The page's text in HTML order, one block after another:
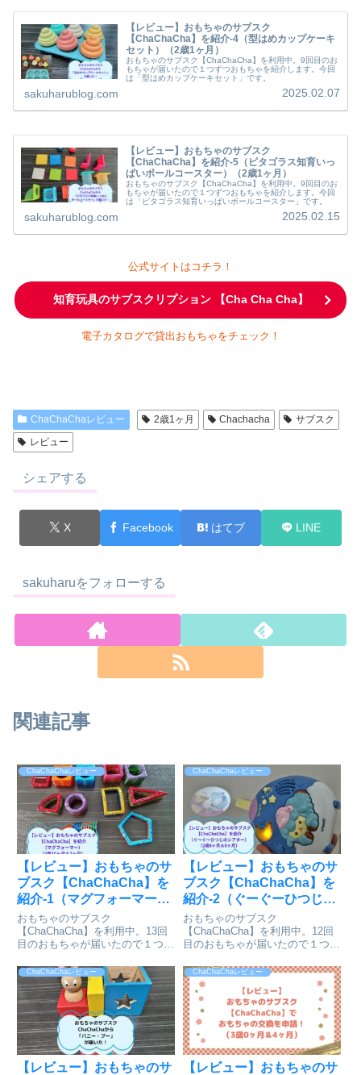
【レビュー】おもちゃのサブスク
【ChaChaCha】を紹介-4（型はめカップケーキ
セット）（2歳1ヶ月）
おもちゃのサブスク【ChaChaCha】を利用中。9回目のお
もちゃが届いたので１つずつおもちゃを紹介します。今回
は「型はめカップケーキセット」です。
sakuharublog.com 2025.02.07
【レビュー】おもちゃのサブスク
【ChaChaCha】を紹介-5（ピタゴラス知育いっ
ぱいボールコースター）（2歳1ヶ月）
おもちゃのサブスク【ChaChaCha】を利用中。9回目のお
もちゃが届いたので１つずつおもちゃを紹介します。今回
は「ピタゴラス知育いっぱいボールコースター」です。
sakuharublog.com 2025.02.15
公式サイトはコチラ！
知育玩具のサブスクリプション 【Cha Cha Cha】
電子カタログで貸出おもちゃをチェック！
ChaChaChaレビュー 2歳1ヶ月 Chachacha
サブスク
レビュー
シェアする
X Facebook はてブ LINE
sakuharuをフォローする
関連記事
ChaChaChaレビュー
【レビュー】おもちゃのサ
ブスク【ChaChaCha】を
紹介-1（マグフォーマー）
（2歳10ヶ月＆2ヶ月）
おもちゃのサブスク
【ChaChaCha】を利用中。13回
目のおもちゃが届いたので１つず
「マグフォーマー」です。
ChaChaChaレビュー
【レビュー】おもちゃのサ
ブスク【ChaChaCha】を
紹介-2（ぐーぐーひつじシ
アター）（2歳8ヶ月＆0ヶ
月）
おもちゃのサブスク
【ChaChaCha】を利用中。12回
目のおもちゃが届いたので１つず
「ぐーぐーひつじシアター」で
す。
ChaChaChaレビュー
【レビュー】おもちゃのサ
ChaChaChaレビュー
【レビュー】おもちゃのサ